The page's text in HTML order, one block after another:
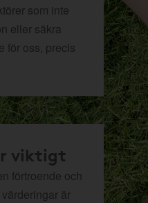
som inte
eller säkra
för oss, precis
viktigt
förtroende och
är